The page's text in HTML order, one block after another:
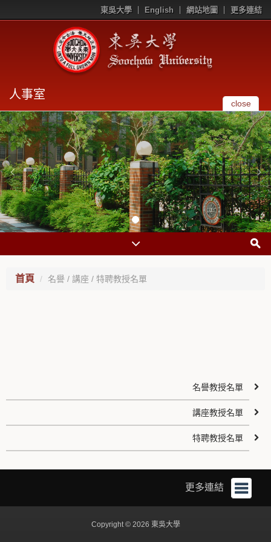
東吳大學 English 網站地圖 更多連結
人事室
close
首頁 名譽 / 講座 / 特聘教授名單
名譽教授名單
講座教授名單
特聘教授名單
更多連結
Copyright © 2026 東吳大學